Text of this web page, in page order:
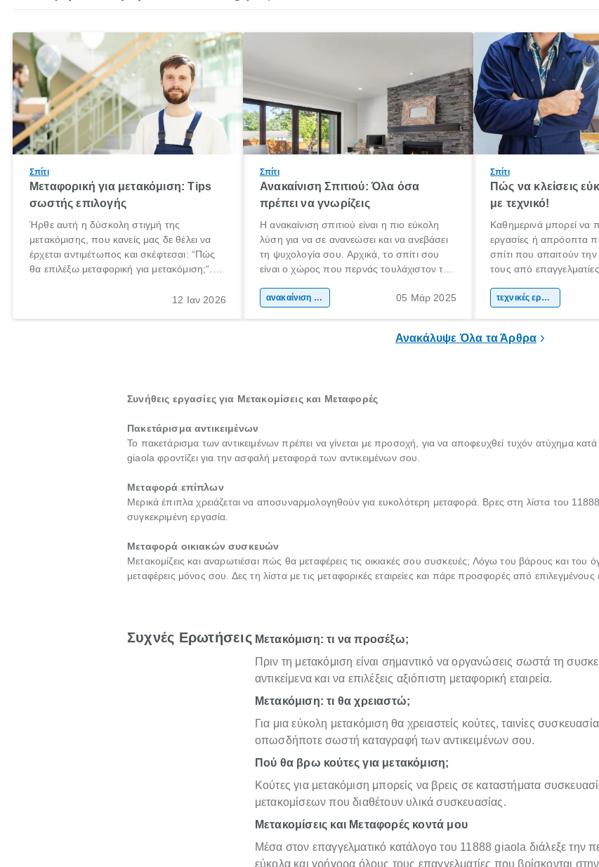
Σπίτι
Μεταφορική για μετακόμιση: Tips
σωστής επιλογής
Ήρθε αυτή η δύσκολη στιγμή της
μετακόμισης, που κανείς μας δε θέλει να
έρχεται αντιμέτωπος και σκέφτεσαι: “Πώς
θα επιλέξω μεταφορική για μετακόμιση;“.
ξεκινάς τις απαραίτητες ετοιμασίες,12 Ιαν 2026
Σπίτι
Ανακαίνιση Σπιτιού: Όλα όσα
πρέπει να γνωρίζεις
Η ανακαίνιση σπιτιού είναι η πιο εύκολη
λύση για να σε ανανεώσει και να ανεβάσει
τη ψυχολογία σου. Αρχικά, το σπίτι σου
είναι ο χώρος που περνάς τουλάχιστον το
Επομένως, θα πρέπει να είναι ένας χώρος
ανακαίνιση σπιτιού 05 Μάρ 2025
Σπίτι
Πώς να κλείσεις
με τεχνικό!
Καθημερινά μπορεί να
εργασίες ή απρόοπτα
σπίτι που απαιτούν
τους από
να τις επιδιορθώσεις
έναν πιστοποιημένο
τεχνικές εργασίες
Ανακάλυψε Όλα τα Άρθρα
Συνήθεις εργασίες για Μετακομίσεις και Μεταφορές
Πακετάρισμα αντικειμένων
Το πακετάρισμα των αντικειμένων πρέπει να γίνεται με προσοχή, για να αποφευχθεί τυχόν ατύχημα
giaola φροντίζει για την ασφαλή μεταφορά των αντικειμένων σου.
Μεταφορά επίπλων
Μερικά έπιπλα χρειάζεται να αποσυναρμολογηθούν για ευκολότερη μεταφορά. Βρες στη λίστα του
συγκεκριμένη εργασία.
Μεταφορά οικιακών συσκευών
Μετακομίζεις και αναρωτιέσαι πώς θα μεταφέρεις τις οικιακές σου συσκευές; Λόγω του βάρους και του
μεταφέρεις μόνος σου. Δες τη λίστα με τις μεταφορικές εταιρείες και πάρε προσφορές από επιλεγμένους
Συχνές Ερωτήσεις Μετακόμιση: τι να προσέξω;
Πριν τη μετακόμιση είναι σημαντικό να οργανώσεις σωστά τη
αντικείμενα και να επιλέξεις αξιόπιστη μεταφορική εταιρεία.
Μετακόμιση: τι θα χρειαστώ;
Για μια εύκολη μετακόμιση θα χρειαστείς κούτες, ταινίες
οπωσδήποτε σωστή καταγραφή των αντικειμένων σου.
Πού θα βρω κούτες για μετακόμιση;
Κούτες για μετακόμιση μπορείς να βρεις σε καταστήματα
μετακομίσεων που διαθέτουν υλικά συσκευασίας.
Μετακομίσεις και Μεταφορές κοντά μου
Μέσα στον επαγγελματικό κατάλογο του 11888 giaola διάλεξε την
εύκολα και γρήγορα όλους τους επαγγελματίες που βρίσκονται